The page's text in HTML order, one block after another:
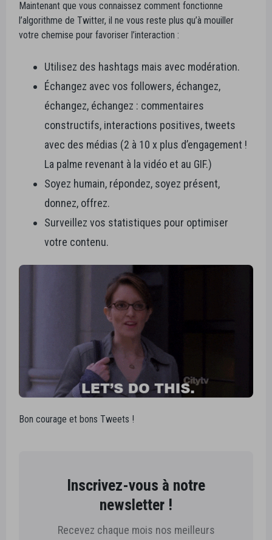
Maintenant que vous connaissez comment fonctionne
l’algorithme de Twitter, il ne vous reste plus qu’à mouiller
votre chemise pour favoriser l’interaction :
Utilisez des hashtags mais avec modération.
Échangez avec vos followers, échangez,
échangez, échangez : commentaires
constructifs, interactions positives, tweets
avec des médias (2 à 10 x plus d’engagement !
La palme revenant à la vidéo et au GIF.)
Soyez humain, répondez, soyez présent,
donnez, offrez.
Surveillez vos statistiques pour optimiser
votre contenu.
Bon courage et bons Tweets !
Inscrivez-vous à notre
newsletter !
Recevez chaque mois nos meilleurs